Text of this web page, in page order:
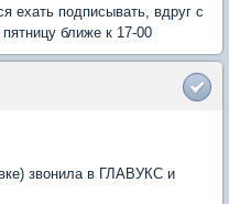
ехать подписывать, вдруг с
ближе к 17-00
звонила в ГЛАВУКС и